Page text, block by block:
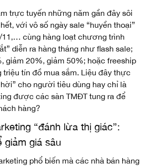
trực tuyến những năm gần đây sôi
với vô số ngày sale “huyền thoại”
11,… cùng hàng loạt chương trình
diễn ra hàng tháng như flash sale;
giảm 20%, giảm 50%; hoặc freeship
triệu tín đồ mua sắm. Liệu đây thực
cho người tiêu dùng hay chỉ là
được các sàn TMĐT tung ra để
hàng?
“đánh lừa thị giác”:
giảm giá sâu
phổ biến mà các nhà bán hàng